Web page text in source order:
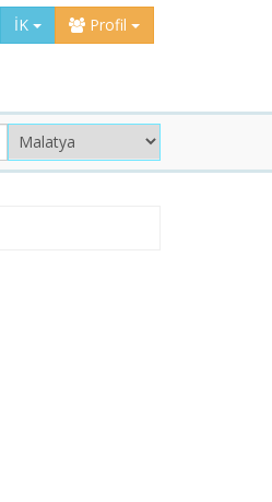
İK Profil